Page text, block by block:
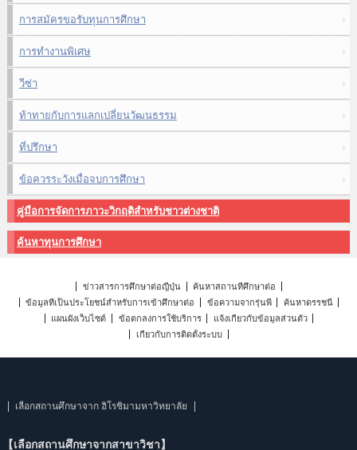
การสมัครขอรับทุนการศึกษา
การทำงานพิเศษ
วีซ่า
ท้าทายกับการแลกเปลี่ยนวัฒนธรรม
ที่ปรึกษา
ข้อควรระวังเมื่อจบการศึกษา
คู่มือการจัดการภาวะวิกฤติสำหรับชาวต่างชาติ
ค้นหาทุนการศึกษา
ข่าวสารการศึกษาต่อญี่ปุ่น
ค้นหาสถานที่ศึกษาต่อ
ข้อมูลที่เป็นประโยชน์สำหรับการเข้าศึกษาต่อ
ข้อความจากรุ่นพี่
ค้นหาดรรชนี
แผนผังเว็บไซต์
ข้อตกลงการใช้บริการ
แจ้งเกี่ยวกับข้อมูลส่วนตัว
เกี่ยวกับการติดตั้งระบบ
เลือกสถานศึกษาจาก ฮิโรชิมามหาวิทยาลัย
【เลือกสถานศึกษาจากสาขาวิชา】